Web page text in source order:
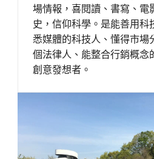
場情報，喜閱讀、書寫、電
史，信仰科學。是能善用科
悉媒體的科技人、懂得市場
個法律人、能整合行銷概念
創意發想者。